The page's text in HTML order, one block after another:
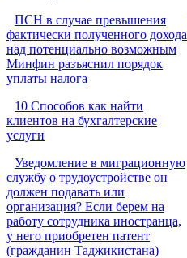
ПСН в случае превышения
фактически полученного дохода
над потенциально возможным
Минфин разъяснил порядок
уплаты налога
10 Способов как найти
клиентов на бухгалтерские
услуги
Уведомление в миграционную
службу о трудоустройстве он
должен подавать или
организация? Если берем на
работу сотрудника иностранца,
у него приобретен патент
(гражданин Таджикистана)